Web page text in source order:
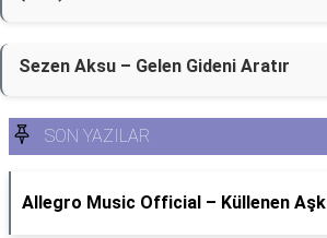
Sezen Aksu – Gelen Gideni Aratır
SON YAZILAR
Allegro Music Official – Küllenen Aşk